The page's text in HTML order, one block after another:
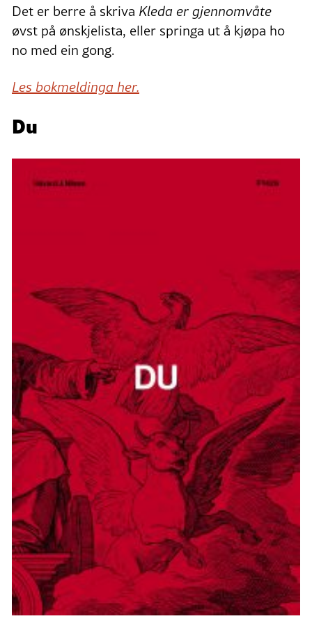
Det er berre å skriva Kleda er gjennomvåte
øvst på ønskjelista, eller springa ut å kjøpa ho
no med ein gong.
Les bokmeldinga her.
Du